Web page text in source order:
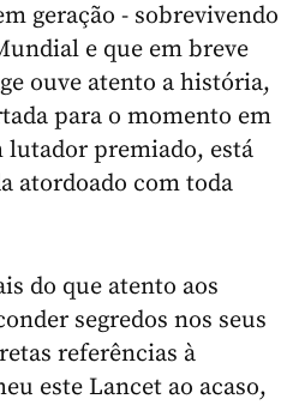
geração - sobrevivendo
e que em breve
ouve atento a história,
para o momento em
lutador premiado, está
atordoado com toda
do que atento aos
segredos nos seus
referências à
este Lancet ao acaso,